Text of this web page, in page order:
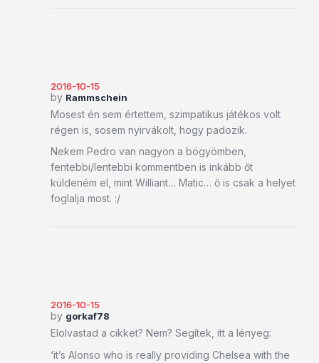
2016-10-15
by Rammschein
Mosest én sem értettem, szimpatikus játékos volt
régen is, sosem nyirvákolt, hogy padozik.
Nekem Pedro van nagyon a bögyömben,
fentebbi/lentebbi kommentben is inkább őt
küldeném el, mint Williant… Matic… ő is csak a helyet
foglalja most. :/
2016-10-15
by gorkaf78
Elolvastad a cikket? Nem? Segítek, itt a lényeg:
‘it’s Alonso who is really providing Chelsea with the